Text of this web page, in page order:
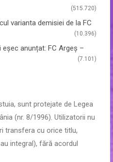
(515.720)
varianta demisiei de la FC
(10.396)
anunțat: FC Argeș –
(7.101)
sunt protejate de Legea
(nr. 8/1996). Utilizatorii nu
transfera cu orice titlu,
integral), fără acordul